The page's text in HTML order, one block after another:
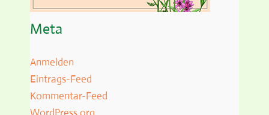
Meta
Anmelden
Eintrags-Feed
Kommentar-Feed